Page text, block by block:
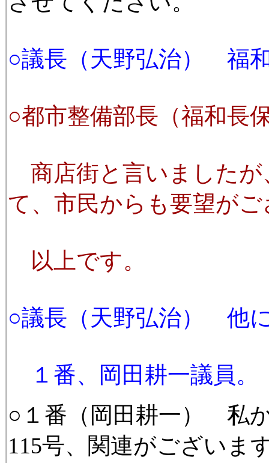
○議長（天野弘治） 福
○都市整備部長（福和
商店街と言いましたが
て、市民からも要望が
以上です。
○議長（天野弘治） 他
１番、岡田耕一議員。
○１番（岡田耕一） 私
115号、関連がございま